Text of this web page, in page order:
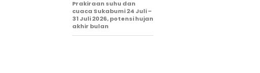
Prakiraan suhu dan
cuaca Sukabumi 24 Juli –
31 Juli 2026, potensi hujan
akhir bulan